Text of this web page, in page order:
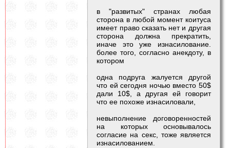
в "развитых" странах любая
сторона в любой момент коитуса
имеет право сказать нет и другая
сторона должна прекратить,
иначе это уже изнасилование.
более того, согласно анекдоту, в
котором
одна подруга жалуется другой
что ей сегодня ночью вместо 50$
дали 10$, а другая ей говорит
что ее похоже изнасиловали,
невыполнение договоренностей
на которых основывалось
согласие на секс, тоже является
изнасилованием.